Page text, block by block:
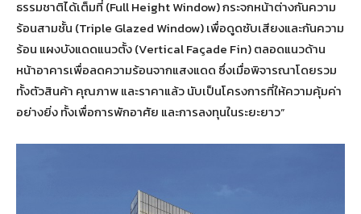
ธรรมชาติได้เต็มที่ (Full Height Window) กระจกหน้าต่างกันความ
ร้อนสามชั้น (Triple Glazed Window) เพื่อดูดซับเสียงและกันความ
ร้อน แผงบังแดดแนวตั้ง (Vertical Façade Fin) ตลอดแนวด้าน
หน้าอาคารเพื่อลดความร้อนจากแสงแดด ซึ่งเมื่อพิจารณาโดยรวม
ทั้งตัวสินค้า คุณภาพ และราคาแล้ว นับเป็นโครงการที่ให้ความคุ้มค่า
อย่างยิ่ง ทั้งเพื่อการพักอาศัย และการลงทุนในระยะยาว”